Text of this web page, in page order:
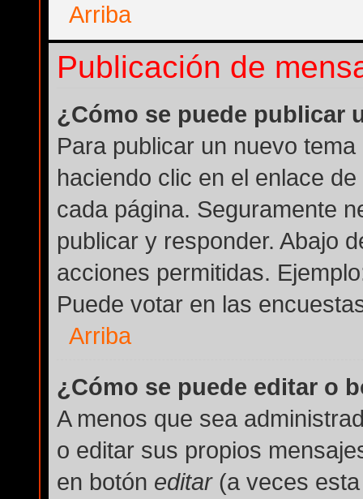
Arriba
Publicación de
¿Cómo se puede publicar
Para publicar un nuevo
haciendo clic en el enlace
cada página. Seguramente
publicar y responder. Abajo
acciones permitidas.
Puede votar en las
Arriba
¿Cómo se puede editar o
A menos que sea
o editar sus propios
en botón editar(a veces esta